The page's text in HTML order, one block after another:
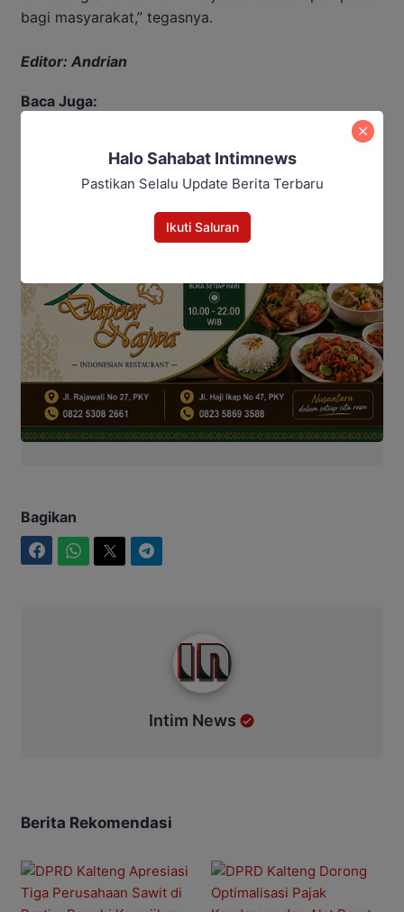
bagi masyarakat,” tegasnya.
Editor: Andrian
Baca Juga:
Koperasi Merah Putih Bakal jadi
Penyalur Barang Subsidi, DPRD
Minta Dikelola Profesional
Bagikan
Intim News
Berita Rekomendasi
Halo Sahabat Intimnews
Pastikan Selalu Update Berita Terbaru
Ikuti Saluran